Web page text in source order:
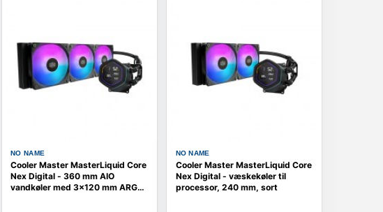
NO NAME
Cooler Master MasterLiquid Core
Nex Digital - 360 mm AIO
vandkøler med 3×120 mm ARGB
NO NAME
Cooler Master MasterLiquid Core
Nex Digital - væskekøler til
processor, 240 mm, sort